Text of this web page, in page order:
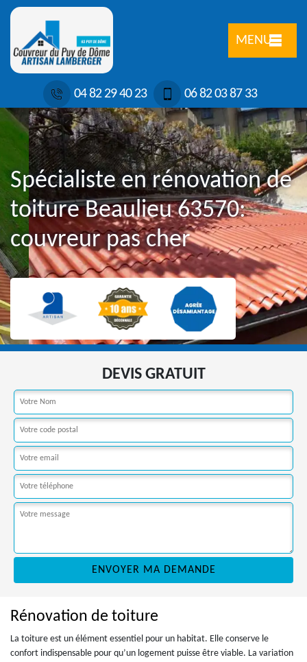
MENU
04 82 29 40 23 06 82 03 87 33
Spécialiste en rénovation de
toiture Beaulieu 63570:
couvreur pas cher
DEVIS GRATUIT
Rénovation de toiture
La toiture est un élément essentiel pour un habitat. Elle conserve le
confort indispensable pour qu’un logement puisse être viable. La variation